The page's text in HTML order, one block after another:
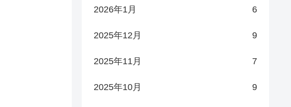
2026年1月 6
2025年12月 9
2025年11月 7
2025年10月 9